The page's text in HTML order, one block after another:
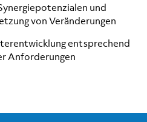
und
von Veränderungen
entsprechend
Anforderungen